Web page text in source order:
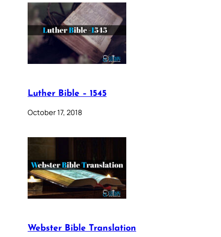
Luther Bible – 1545
October 17, 2018
Webster Bible Translation